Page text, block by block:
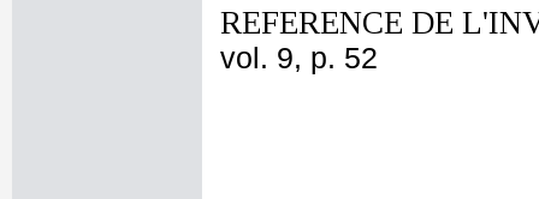
REFERENCE DE
vol. 9, p. 52